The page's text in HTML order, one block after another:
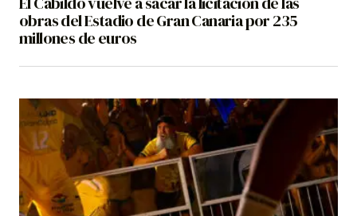
obras del Estadio de Gran Canaria por 235
millones de euros